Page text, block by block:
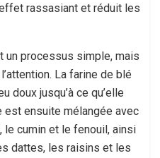
rassasiant et réduit les
un processus simple, mais
La farine de blé
doux jusqu’à ce qu’elle
est ensuite mélangée avec
cumin et le fenouil, ainsi
dattes, les raisins et les